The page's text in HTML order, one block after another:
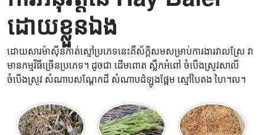
ដោយខ្លួនឯង
ដោយសារ​ម៉ាស៊ីន​កាត់​ស្មៅ​ប្រភេទ​នេះ​គឺ​ស័ក្តិសម​សម្រាប់​ការងារ​វាលស្រែ វា
មាន​កម្មវិធី​ច្រើន​ប្រភេទ។ ដូចជា ដើមពោត ស្លឹកអំពៅ ចំបើងស្រូវសាលី
ចំបើងស្រូវ សំណាបសណ្តែកដី សំណាបដំឡូងផ្អែម ស្មៅបៃតង ហៃ។ល។